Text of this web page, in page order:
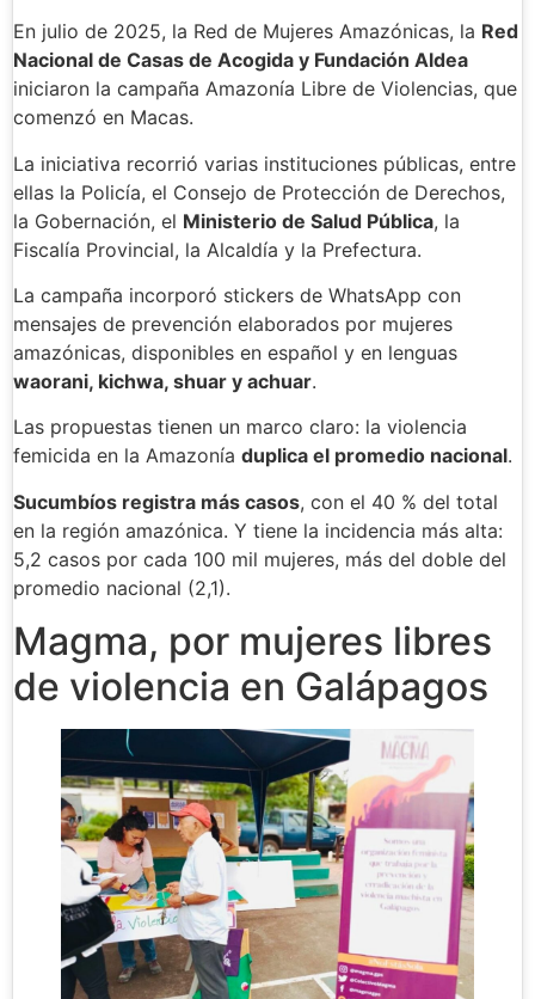
En julio de 2025, la Red de Mujeres Amazónicas, la Red
Nacional de Casas de Acogida y Fundación Aldea
iniciaron la campaña Amazonía Libre de Violencias, que
comenzó en Macas.
La iniciativa recorrió varias instituciones públicas, entre
ellas la Policía, el Consejo de Protección de Derechos,
la Gobernación, el Ministerio de Salud Pública, la
Fiscalía Provincial, la Alcaldía y la Prefectura.
La campaña incorporó stickers de WhatsApp con
mensajes de prevención elaborados por mujeres
amazónicas, disponibles en español y en lenguas
waorani, kichwa, shuar y achuar.
Las propuestas tienen un marco claro: la violencia
femicida en la Amazonía duplica el promedio nacional.
Sucumbíos registra más casos, con el 40 % del total
en la región amazónica. Y tiene la incidencia más alta:
5,2 casos por cada 100 mil mujeres, más del doble del
promedio nacional (2,1).
Magma, por mujeres libres
de violencia en Galápagos